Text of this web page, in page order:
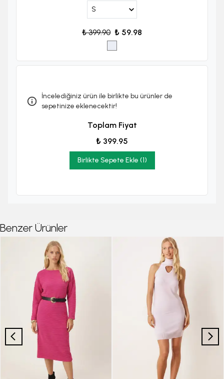
₺ 399.90 ₺ 59.98
İncelediğiniz ürün ile birlikte bu ürünler de
sepetinize eklenecektir!
Toplam Fiyat
₺ 399.95
Birlikte Sepete Ekle (1)
Benzer Ürünler